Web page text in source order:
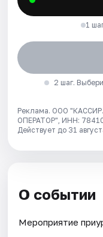
1
2 шаг.
Реклама. ООО
ОПЕРАТОР", ИНН:
Действует до 31
О событии
Мероприятие